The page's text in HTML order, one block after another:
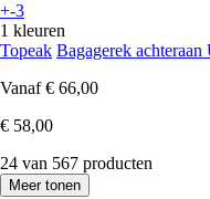
+-3
1 kleuren
Topeak Bagagerek
Vanaf € 66,00
€ 58,00
24 van 567 producten
Meer tonen